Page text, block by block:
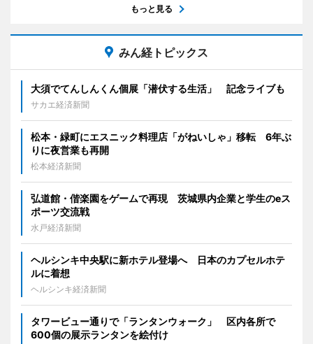
もっと見る
みん経トピックス
大須でてんしんくん個展「潜伏する生活」 記念ライブも
サカエ経済新聞
松本・緑町にエスニック料理店「がねいしゃ」移転 6年ぶ
りに夜営業も再開
松本経済新聞
弘道館・偕楽園をゲームで再現 茨城県内企業と学生のeス
ポーツ交流戦
水戸経済新聞
ヘルシンキ中央駅に新ホテル登場へ 日本のカプセルホテ
ルに着想
ヘルシンキ経済新聞
タワービュー通りで「ランタンウォーク」 区内各所で
600個の展示ランタンを絵付け